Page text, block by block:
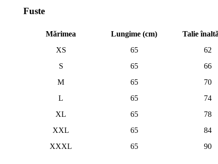
Fuste
Mărimea Lungime (cm)
Talie
XS
65
62
S
65
66
M
65
70
L
65
74
XL
65
78
XXL
65
84
XXXL
65 90